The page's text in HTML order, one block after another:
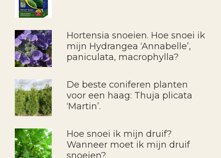
Hortensia snoeien. Hoe snoei ik
mijn Hydrangea ‘Annabelle’,
paniculata, macrophylla?
De beste coniferen planten
voor een haag: Thuja plicata
‘Martin’.
Hoe snoei ik mijn druif?
Wanneer moet ik mijn druif
snoeien?